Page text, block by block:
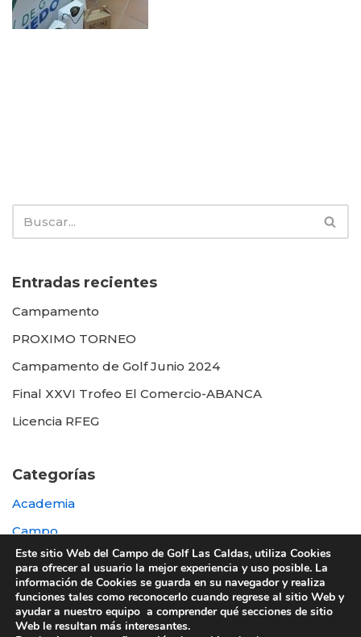
Entradas recientes
Campamento
PROXIMO TORNEO
Campamento de Golf Junio 2024
Final XXVI Trofeo El Comercio-ABANCA
Licencia RFEG
Categorías
Academia
Campo
Destacada
Otras
Este sitio Web del Campo de Golf Las Caldas, utiliza Cookies
para ofrecer al usuario la mejor experiencia y uso posible. La
información de Cookies se guarda en su navegador y realiza
funciones tales como reconocerlo cuando regrese al sitio Web y
ayudar a nuestro equipo a comprender qué secciones de sitio
Web le resultan más interesantes.